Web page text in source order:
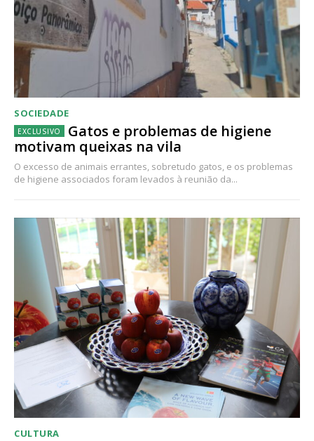
SOCIEDADE
Gatos e problemas de higiene
motivam queixas na vila
O excesso de animais errantes, sobretudo gatos, e os problemas
de higiene associados foram levados à reunião da...
CULTURA